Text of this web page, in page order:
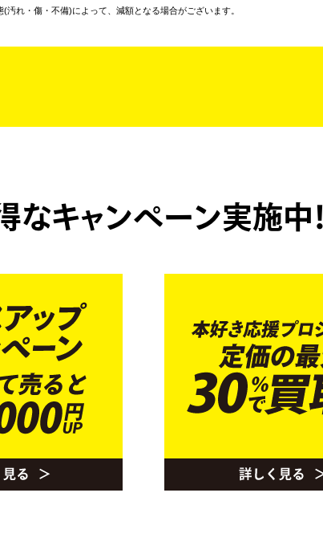
れ・傷・不備)によって、減額となる場合がございます。
なキャンペーン実施中